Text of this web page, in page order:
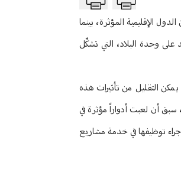
الإقليمية المؤثرة، بينما
على وحدة البلاد، التي تشكِّل
التقليل من تأثيرات هذه
سبق أن لعبت أدواراً مؤثرة في
توظيفها في خدمة مشاريع